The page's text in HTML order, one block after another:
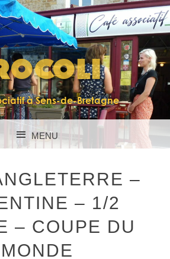
à Sens-de-Bretagne
MENU
–
– 1/2
– COUPE DU
MONDE